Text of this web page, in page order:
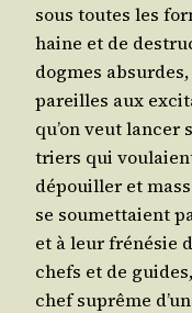
sous toutes les
haine et de
dogmes
pareilles aux
qu’on veut
triers qui
dépouiller et
se sou­met­taient
et à leur fré­né­sie
chefs et de
chef suprême